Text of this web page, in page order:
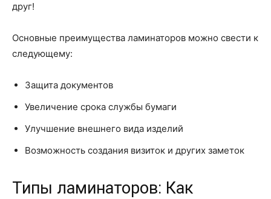
друг!
Основные преимущества ламинаторов можно свести к
следующему:
Защита документов
Увеличение срока службы бумаги
Улучшение внешнего вида изделий
Возможность создания визиток и других заметок
Типы ламинаторов: Как